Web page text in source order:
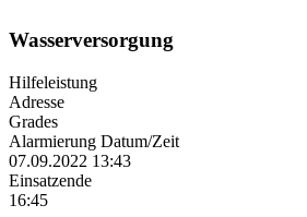
Wasserversorgung
Hilfeleistung
Adresse
Grades
Alarmierung Datum/Zeit
07.09.2022 13:43
Einsatzende
16:45